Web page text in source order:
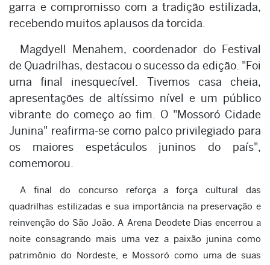
garra e compromisso com a tradição estilizada,
recebendo muitos aplausos da torcida.
Magdyell Menahem, coordenador do Festival
de Quadrilhas, destacou o sucesso da edição. "Foi
uma final inesquecível. Tivemos casa cheia,
apresentações de altíssimo nível e um público
vibrante do começo ao fim. O "Mossoró Cidade
Junina" reafirma-se como palco privilegiado para
os maiores espetáculos juninos do país",
comemorou.
A final do concurso reforça a força cultural das
quadrilhas estilizadas e sua importância na preservação e
reinvenção do São João. A Arena Deodete Dias encerrou a
noite consagrando mais uma vez a paixão junina como
patrimônio do Nordeste, e Mossoró como uma de suas